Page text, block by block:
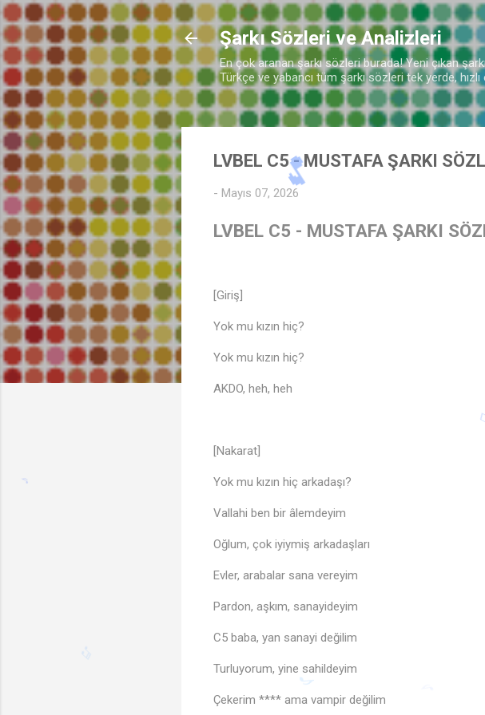
Şarkı Sözleri ve Analizleri
En çok aranan şarkı sözleri burada! Yeni çıkan
Türkçe ve yabancı tüm şarkı sözleri tek yerde, hızlı
LVBEL C5 - MUSTAFA ŞARKI
- Mayıs 07, 2026
LVBEL C5 - MUSTAFA ŞARKI
[Giriş]
Yok mu kızın hiç?
Yok mu kızın hiç?
AKDO, heh, heh
[Nakarat]
Yok mu kızın hiç arkadaşı?
Vallahi ben bir âlemdeyim
Oğlum, çok iyiymiş arkadaşları
Evler, arabalar sana vereyim
Pardon, aşkım, sanayideyim
C5 baba, yan sanayi değilim
Turluyorum, yine sahildeyim
Çekerim **** ama vampir değilim